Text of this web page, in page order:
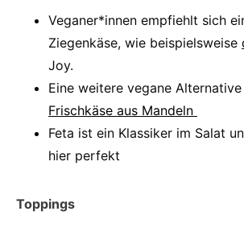
Veganer*innen empfiehlt sich
Ziegenkäse, wie beispielsweise
Joy.
Eine weitere vegane
Frischkäse aus Mandeln
Feta ist ein Klassiker im Salat
hier perfekt
Toppings